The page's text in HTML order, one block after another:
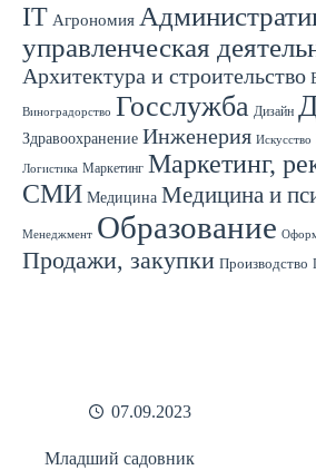
07.09.2023
Младший садовник
IT Агрономия
управленческая
Архитектура и строительство
Виноградорство Госслужба Дизайн
Здравоохранение Инженерия Искусство
Логистика Маркетинг Маркетинг,
СМИ Медицина Медицина и
Менеджмент Образование
Продажи, закупки Производство